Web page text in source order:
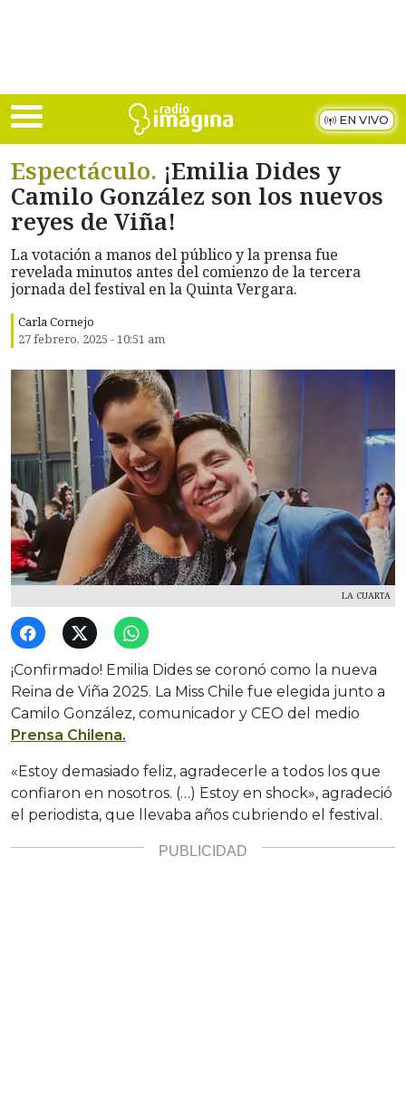
EN VIVO
Espectáculo. ¡Emilia Dides y
Camilo González son los nuevos
reyes de Viña!
La votación a manos del público y la prensa fue
revelada minutos antes del comienzo de la tercera
jornada del festival en la Quinta Vergara.
Carla Cornejo
27 febrero, 2025 - 10:51 am
LA CUARTA
¡Confirmado! Emilia Dides se coronó como la nueva
Reina de Viña 2025. La Miss Chile fue elegida junto a
Camilo González, comunicador y CEO del medio
Prensa Chilena.
«Estoy demasiado feliz, agradecerle a todos los que
confiaron en nosotros. (…) Estoy en shock», agradeció
el periodista, que llevaba años cubriendo el festival.